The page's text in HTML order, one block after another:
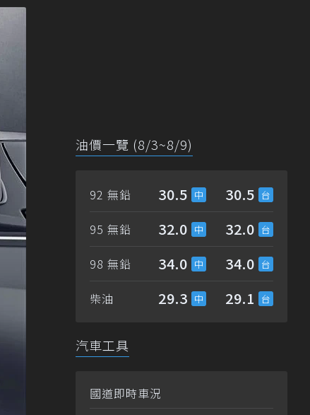
油價一覽 (8/3~8/9)
92 無鉛 30.5 30.5
95 無鉛 32.0 32.0
98 無鉛 34.0 34.0
柴油 29.3 29.1
汽車工具
國道即時車況